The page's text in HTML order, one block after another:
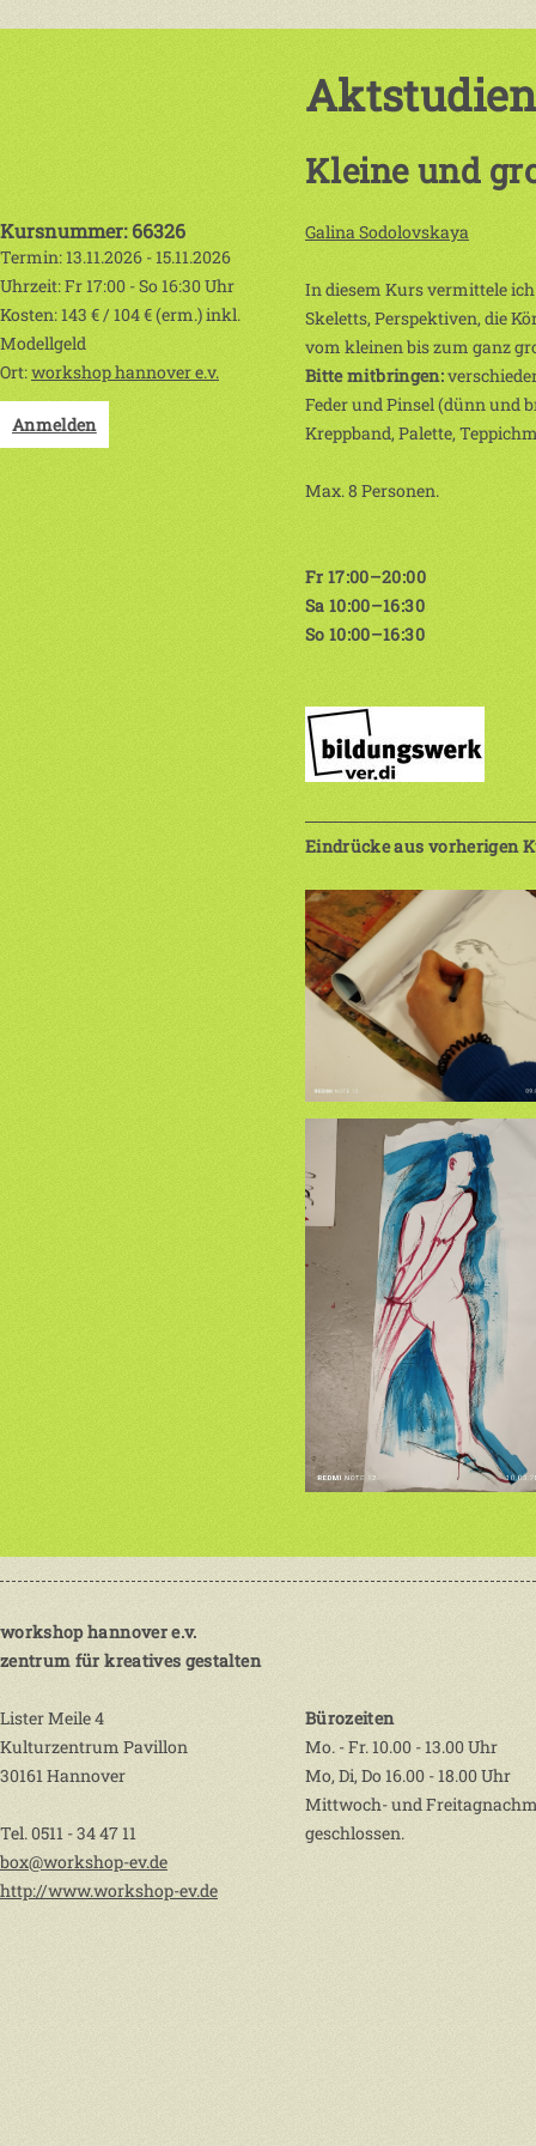
Kleine und
Kursnummer: 66326
Termin: 13.11.2026 - 15.11.2026
Uhrzeit: Fr 17:00 - So 16:30 Uhr
Kosten: 143 € / 104 € (erm.) inkl.
Modellgeld
Ort:workshop hannover e.v.
Anmelden
Galina Sodolovskaya
In diesem Kurs vermittele
Skeletts, Perspektiven, die
vom kleinen bis zum ganz
Bitte mitbringen:
Feder und Pinsel (dünn und
Kreppband, Palette,
Max. 8 Personen.
Fr 17:00–20:00
Sa 10:00–16:30
So 10:00–16:30
Eindrücke aus vorherigen
workshop hannover e.v.
zentrum für kreatives gestalten
Lister Meile 4
Kulturzentrum Pavillon
30161 Hannover
Tel. 0511 - 34 47 11
box@workshop-ev.de
http://www.workshop-ev.de
Bürozeiten
Mo. - Fr. 10.00 - 13.00 Uhr
Mo, Di, Do 16.00 - 18.00 Uhr
Mittwoch- und
geschlossen.